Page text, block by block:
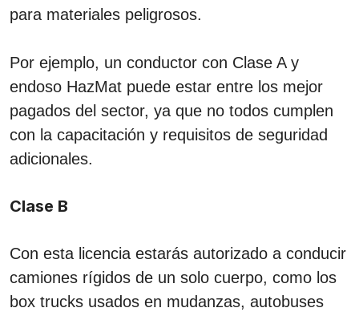
para materiales peligrosos.
Por ejemplo, un conductor con Clase A y
endoso HazMat puede estar entre los mejor
pagados del sector, ya que no todos cumplen
con la capacitación y requisitos de seguridad
adicionales.
Clase B
Con esta licencia estarás autorizado a conducir
camiones rígidos de un solo cuerpo, como los
box trucks usados en mudanzas, autobuses